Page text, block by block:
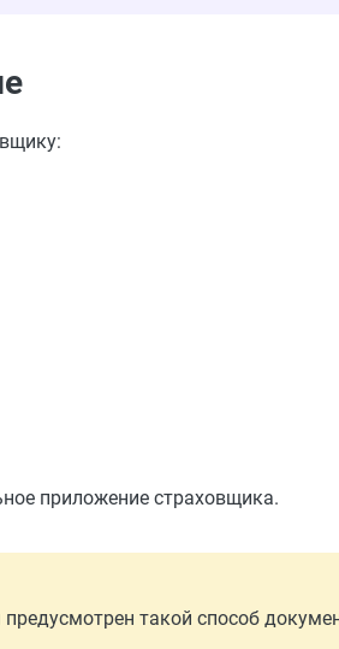
приложение страховщика.
такой способ